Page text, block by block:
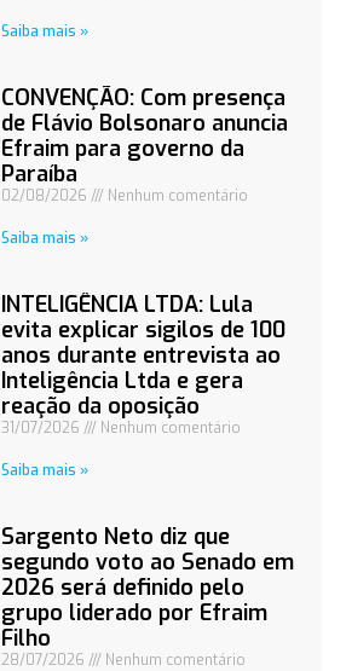
Saiba mais »
CONVENÇÃO: Com presença
de Flávio Bolsonaro anuncia
Efraim para governo da
Paraíba
02/08/2026 Nenhum comentário
Saiba mais »
INTELIGÊNCIA LTDA: Lula
evita explicar sigilos de 100
anos durante entrevista ao
Inteligência Ltda e gera
reação da oposição
31/07/2026 Nenhum comentário
Saiba mais »
Sargento Neto diz que
segundo voto ao Senado em
2026 será definido pelo
grupo liderado por Efraim
Filho
28/07/2026 Nenhum comentário